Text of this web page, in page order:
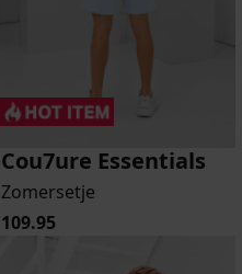
Cou7ure Essentials
Zomersetje
109.95